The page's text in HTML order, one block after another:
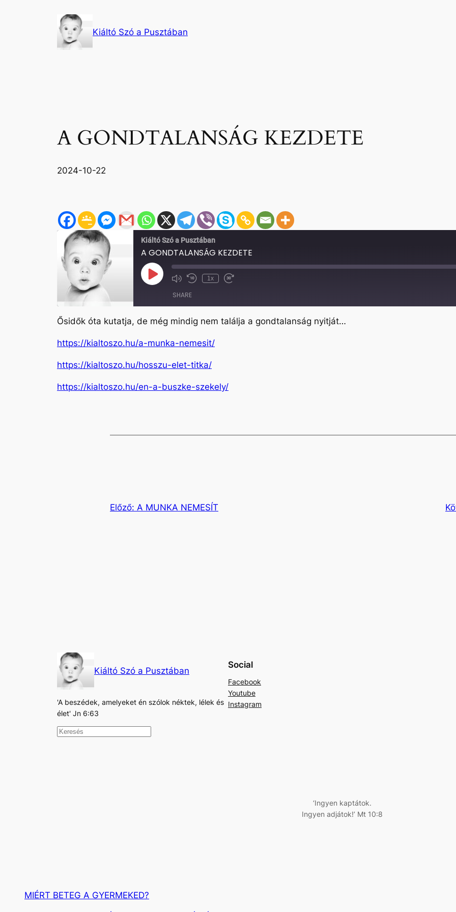
Kiáltó Szó a Pusztában
A GONDTALANSÁG KEZDETE
2024-10-22
Kiáltó Szó a Pusztában
A GONDTALANSÁG KEZDETE
Play
Episode Mute/Unmute
Rewind
1x
Fast
SHARE
SHARE
LINK
EMBED
Ősidők óta kutatja, de még mindig nem találja a gondtalanság nyitját…
https://kialtoszo.hu/a-munka-nemesit/
https://kialtoszo.hu/hosszu-elet-titka/
https://kialtoszo.hu/en-a-buszke-szekely/
Előző: A MUNKA NEMESÍT
Kiáltó Szó a Pusztában
'A beszédek, amelyeket én szólok néktek, lélek és
élet' Jn 6:63
K
Social
Facebook
Youtube
Instagram
‘Ingyen kaptátok.
Ingyen adjátok!’ Mt 10:8
MIÉRT BETEG A GYERMEKED?